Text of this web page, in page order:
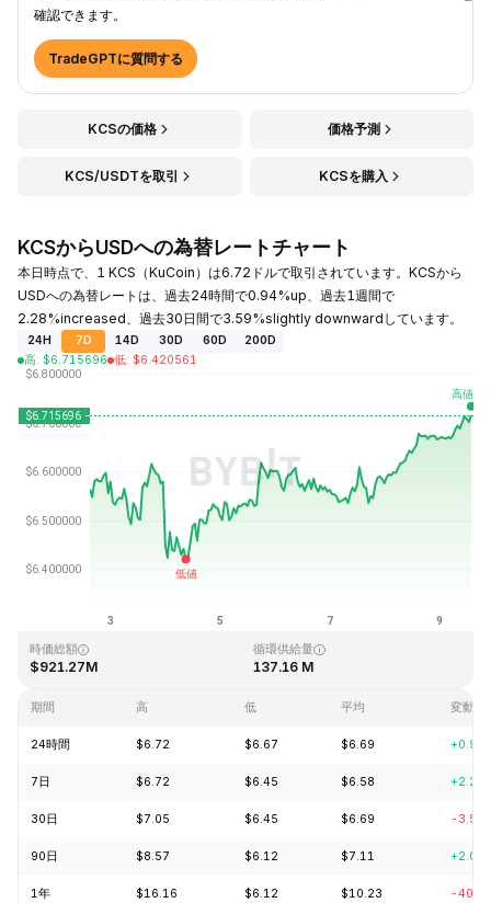
確認できます。
TradeGPTに質問する
KCSの価格 価格予測
KCS/USDTを取引 KCSを購入
KCSからUSDへの為替レートチャート
本日時点で、1 KCS（KuCoin）は6.72ドルで取引されています。KCSから
USDへの為替レートは、過去24時間で0.94%up、過去1週間で
2.28%increased、過去30日間で3.59%slightly downwardしています。
24H 7D 14D 30D 60D
200D
高: $6.715696 低: $6.420561
最終更新日時：2026-08-09、14:20 GMT+0
時価総額
$921.27M
循環供給量
137.16 M
期間 高 低 平均 変動
24時間 $6.72 $6.67 $6.69
7日 $6.72 $6.45 $6.58
30日 $7.05 $6.45 $6.69 -
90日 $8.57 $6.12 $7.11
1年 $16.16 $6.12 $10.23 -